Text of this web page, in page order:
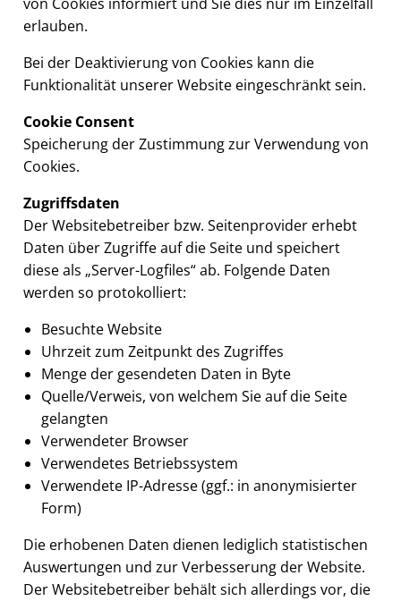
erlauben.
Bei der Deaktivierung von Cookies kann die
Funktionalität unserer Website eingeschränkt sein.
Cookie Consent
Speicherung der Zustimmung zur Verwendung von
Cookies.
Zugriffsdaten
Der Websitebetreiber bzw. Seitenprovider erhebt
Daten über Zugriffe auf die Seite und speichert
diese als „Server-Logfiles“ ab. Folgende Daten
werden so protokolliert:
Besuchte Website
Uhrzeit zum Zeitpunkt des Zugriffes
Menge der gesendeten Daten in Byte
Quelle/Verweis, von welchem Sie auf die Seite
gelangten
Verwendeter Browser
Verwendetes Betriebssystem
Verwendete IP-Adresse (ggf.: in anonymisierter
Form)
Die erhobenen Daten dienen lediglich statistischen
Auswertungen und zur Verbesserung der Website.
Der Websitebetreiber behält sich allerdings vor, die